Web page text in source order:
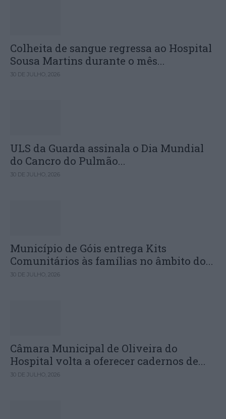
Colheita de sangue regressa ao Hospital
Sousa Martins durante o mês...
30 DE JULHO, 2026
ULS da Guarda assinala o Dia Mundial
do Cancro do Pulmão...
30 DE JULHO, 2026
Município de Góis entrega Kits
Comunitários às famílias no âmbito do...
30 DE JULHO, 2026
Câmara Municipal de Oliveira do
Hospital volta a oferecer cadernos de...
30 DE JULHO, 2026